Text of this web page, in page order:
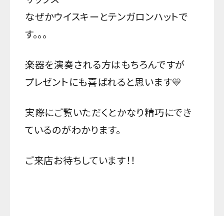
なぜかウイスキーとテンガロンハットで
す。。。
楽器を演奏される方はもちろんですが
プレゼントにも喜ばれると思います💛
実際にご覧いただくとかなり精巧にでき
ているのがわかります。
ご来店お待ちしています！！